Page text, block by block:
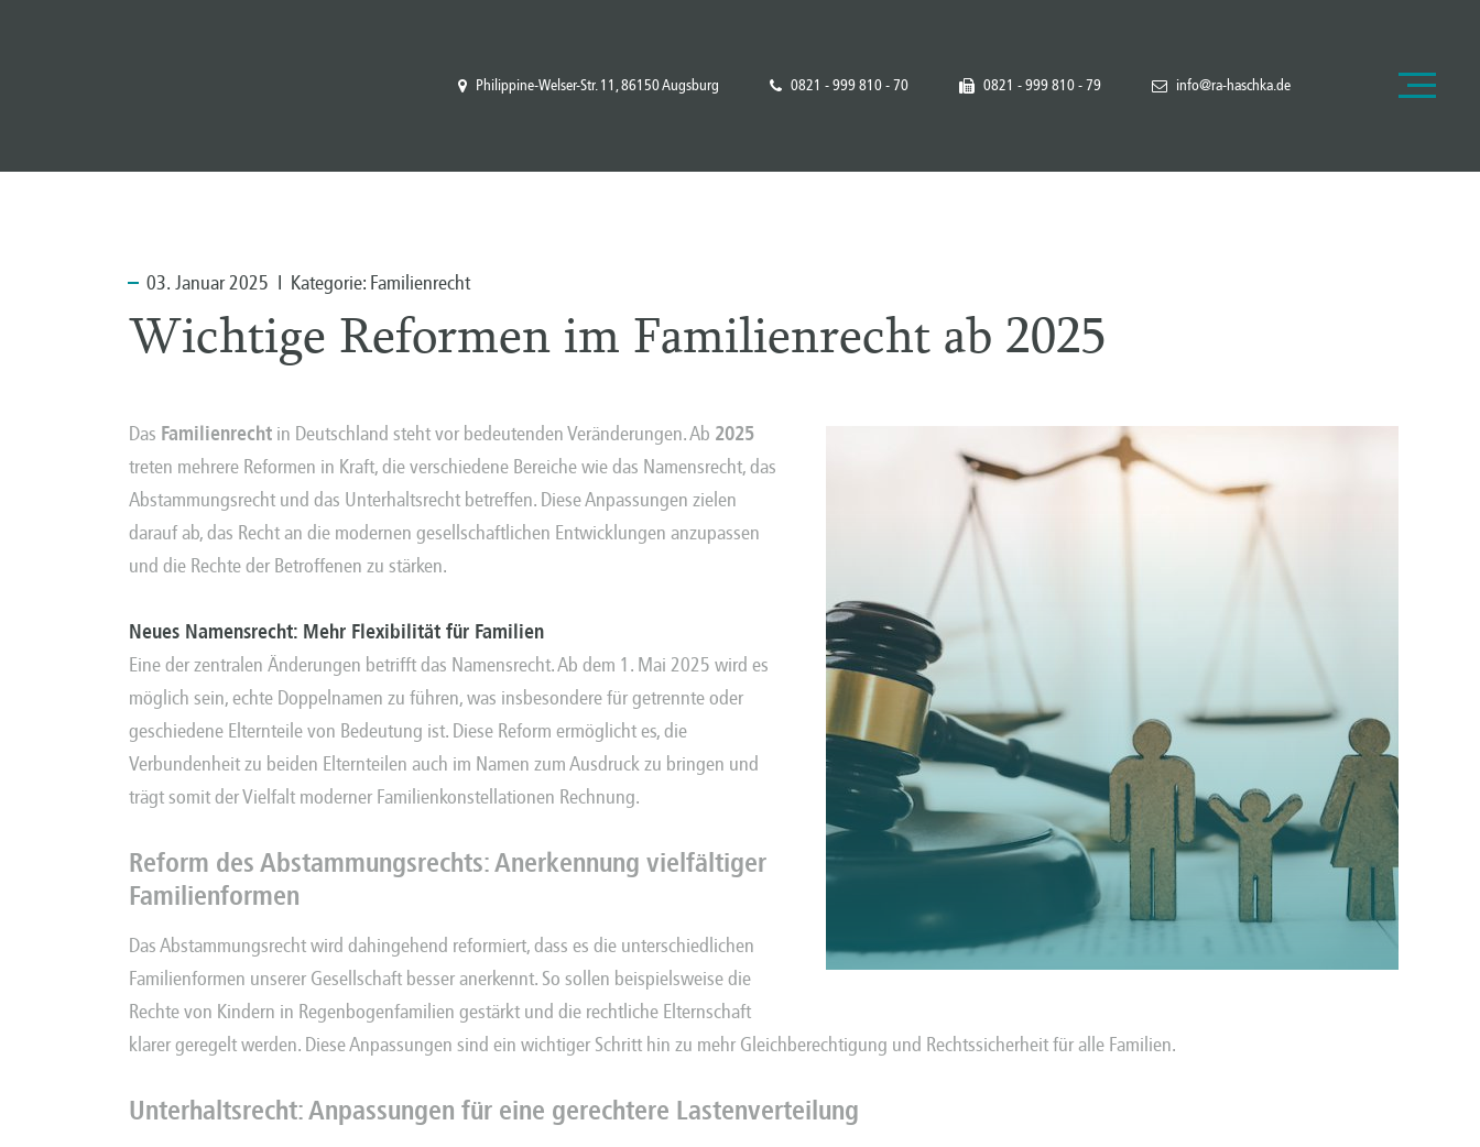
Philippine-Welser-Str. 11, 86150 Augsburg 0821 - 999 810 - 70 0821 - 999 810 - 79 info@ra-haschka.de
03. Januar 2025 I Kategorie: Familienrecht
Wichtige Reformen im Familienrecht ab 2025
Das Familienrecht in Deutschland steht vor bedeutenden Veränderungen. Ab 2025
treten mehrere Reformen in Kraft, die verschiedene Bereiche wie das Namensrecht, das
Abstammungsrecht und das Unterhaltsrecht betreffen. Diese Anpassungen zielen
darauf ab, das Recht an die modernen gesellschaftlichen Entwicklungen anzupassen
und die Rechte der Betroffenen zu stärken.
Neues Namensrecht: Mehr Flexibilität für Familien
Eine der zentralen Änderungen betrifft das Namensrecht. Ab dem 1. Mai 2025 wird es
möglich sein, echte Doppelnamen zu führen, was insbesondere für getrennte oder
geschiedene Elternteile von Bedeutung ist. Diese Reform ermöglicht es, die
Verbundenheit zu beiden Elternteilen auch im Namen zum Ausdruck zu bringen und
trägt somit der Vielfalt moderner Familienkonstellationen Rechnung.
Reform des Abstammungsrechts: Anerkennung vielfältiger
Familienformen
Das Abstammungsrecht wird dahingehend reformiert, dass es die unterschiedlichen
Familienformen unserer Gesellschaft besser anerkennt. So sollen beispielsweise die
Rechte von Kindern in Regenbogenfamilien gestärkt und die rechtliche Elternschaft
klarer geregelt werden. Diese Anpassungen sind ein wichtiger Schritt hin zu mehr Gleichberechtigung und Rechtssicherheit für alle Familien.
Unterhaltsrecht: Anpassungen für eine gerechtere Lastenverteilung